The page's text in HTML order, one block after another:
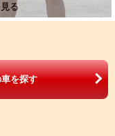
を探す